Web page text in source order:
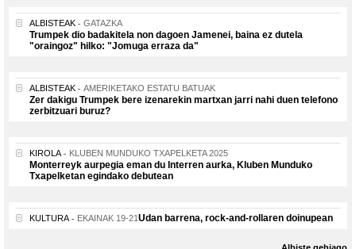
ALBISTEAK GATAZKA
Trumpek dio badakitela non dagoen Jamenei, baina ez dutela
"oraingoz" hilko: "Jomuga erraza da"
ALBISTEAK AMERIKETAKO ESTATU BATUAK
Zer dakigu Trumpek bere izenarekin martxan jarri nahi duen telefono
zerbitzuari buruz?
KIROLA KLUBEN MUNDUKO TXAPELKETA 2025
Monterreyk aurpegia eman du Interren aurka, Kluben Munduko
Txapelketan egindako debutean
KULTURA EKAINAK 19-21Udan barrena, rock-and-rollaren doinupean
Albiste gehiago